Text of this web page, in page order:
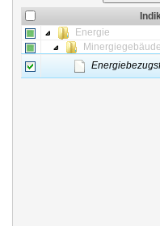
Energie
Minergiegebäude